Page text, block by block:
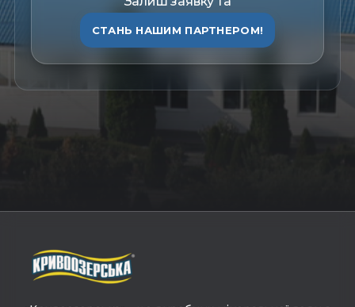
СТАНЬ НАШИМ ПАРТНЕРОМ!